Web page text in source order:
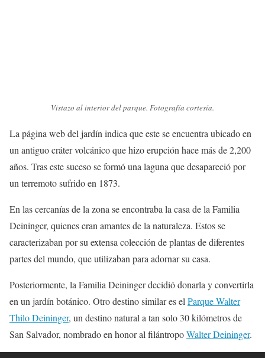
Vistazo al interior del parque. Fotografía cortesía.
La página web del jardín indica que este se encuentra ubicado en
un antiguo cráter volcánico que hizo erupción hace más de 2,200
años. Tras este suceso se formó una laguna que desapareció por
un terremoto sufrido en 1873.
En las cercanías de la zona se encontraba la casa de la Familia
Deininger, quienes eran amantes de la naturaleza. Estos se
caracterizaban por su extensa colección de plantas de diferentes
partes del mundo, que utilizaban para adornar su casa.
Posteriormente, la Familia Deininger decidió donarla y convertirla
en un jardín botánico. Otro destino similar es elParque Walter
Thilo Deininger, un destino natural a tan solo 30 kilómetros de
San Salvador, nombrado en honor al filántropoWalter Deininger.